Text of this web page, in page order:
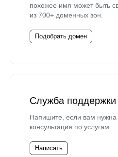
похожее имя может быть
из 700+ доменных зон.
Подобрать домен
Служба поддержки
Напишите, если вам
консультация по услугам.
Написать